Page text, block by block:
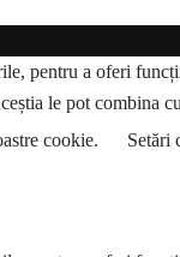
pentru a oferi
le pot combina
cookie.
Setări